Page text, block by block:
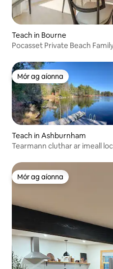
Teach in Bourne
Pocasset Private Beach
Mór ag aíonna
Mór ag aíonna
Teach in Ashburnham
Tearmann cluthar ar imeall
Mór ag aíonna
Mór ag aíonna